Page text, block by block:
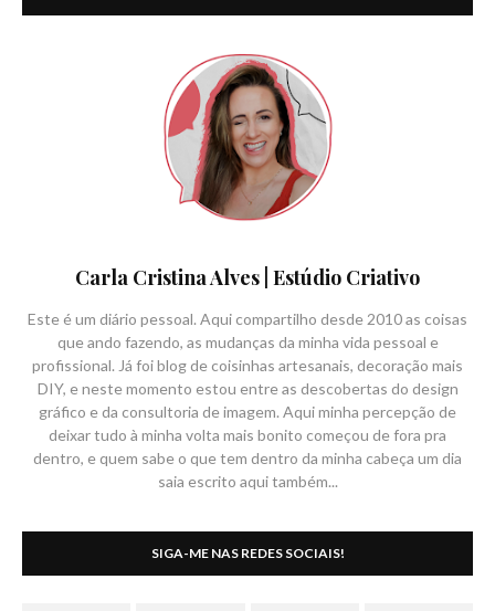
Carla Cristina Alves | Estúdio Criativo
Este é um diário pessoal. Aqui compartilho desde 2010 as coisas
que ando fazendo, as mudanças da minha vida pessoal e
profissional. Já foi blog de coisinhas artesanais, decoração mais
DIY, e neste momento estou entre as descobertas do design
gráfico e da consultoria de imagem. Aqui minha percepção de
deixar tudo à minha volta mais bonito começou de fora pra
dentro, e quem sabe o que tem dentro da minha cabeça um dia
saia escrito aqui também...
SIGA-ME NAS REDES SOCIAIS!